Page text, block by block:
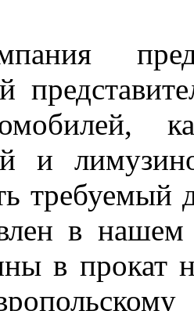
и
требуемый
в
в прокат